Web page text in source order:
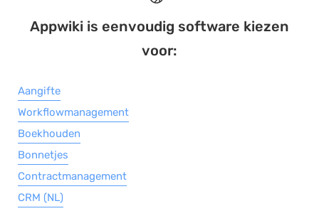
Appwiki is eenvoudig software kiezen
voor:
Aangifte
Workflowmanagement
Boekhouden
Bonnetjes
Contractmanagement
CRM (NL)